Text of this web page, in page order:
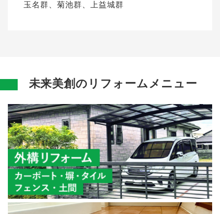
玉名群、菊池群、上益城群
未来美創のリフォームメニュー